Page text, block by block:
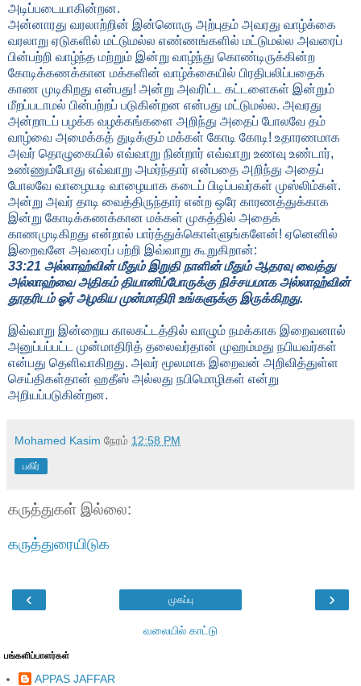
அடிப்படையாகின்றன.
அன்னாரது வரலாற்றின் இன்னொரு அற்புதம் அவரது வாழ்க்கை
வரலாறு ஏடுகளில் மட்டுமல்ல எண்ணங்களில் மட்டுமல்ல அவரைப்
பின்பற்றி வாழ்ந்த மற்றும் இன்று வாழ்ந்து கொண்டிருக்கின்ற
கோடிக்கணக்கான மக்களின் வாழ்க்கையில் பிரதிபலிப்பதைக்
காண முடிகிறது என்பது! அன்று அவரிட்ட கட்டளைகள் இன்றும்
மீறப்படாமல் பின்பற்றப் படுகின்றன என்பது மட்டுமல்ல. அவரது
அன்றாடப் பழக்க வழக்கங்களை அறிந்து அதைப் போலவே தம்
வாழ்வை அமைக்கத் துடிக்கும் மக்கள் கோடி கோடி! உதாரணமாக
அவர் தொழுகையில் எவ்வாறு நின்றார் எவ்வாறு உணவு உண்டார்,
உண்ணும்போது எவ்வாறு அமர்ந்தார் என்பதை அறிந்து அதைப்
போலவே வாழையடி வாழையாக கடைப் பிடிப்பவர்கள் முஸ்லிம்கள்.
அன்று அவர் தாடி வைத்திருந்தார் என்ற ஒரே காரணத்துக்காக
இன்று கோடிக்கணக்கான மக்கள் முகத்தில் அதைக்
காணமுடிகிறது என்றால் பார்த்துக்கொள்ளுங்களேன்! ஏனெனில்
இறைவனே அவரைப் பற்றி இவ்வாறு கூறுகிறான்:
33:21 அல்லாஹ்வின் மீதும் இறுதி நாளின் மீதும் ஆதரவு வைத்து
அல்லாஹ்வை அதிகம் தியானிப்போருக்கு நிச்சயமாக அல்லாஹ்வின்
தூதரிடம் ஓர் அழகிய முன்மாதிரி உங்களுக்கு இருக்கிறது.
இவ்வாறு இன்றைய காலகட்டத்தில் வாழும் நமக்காக இறைவனால்
அனுப்பப்பட்ட முன்மாதிரித் தலைவர்தான் முஹம்மது நபியவர்கள்
என்பது தெளிவாகிறது. அவர் மூலமாக இறைவன் அறிவித்துள்ள
செய்திகள்தான் ஹதீஸ் அல்லது நபிமொழிகள் என்று
அறியப்படுகின்றன.
Mohamed Kasim நேரம் 12:58 PM
பகிர்
கருத்துகள் இல்லை:
கருத்துரையிடுக
‹ ›
முகப்பு
வலையில் காட்டு
பங்களிப்பாளர்கள்
APPAS JAFFAR